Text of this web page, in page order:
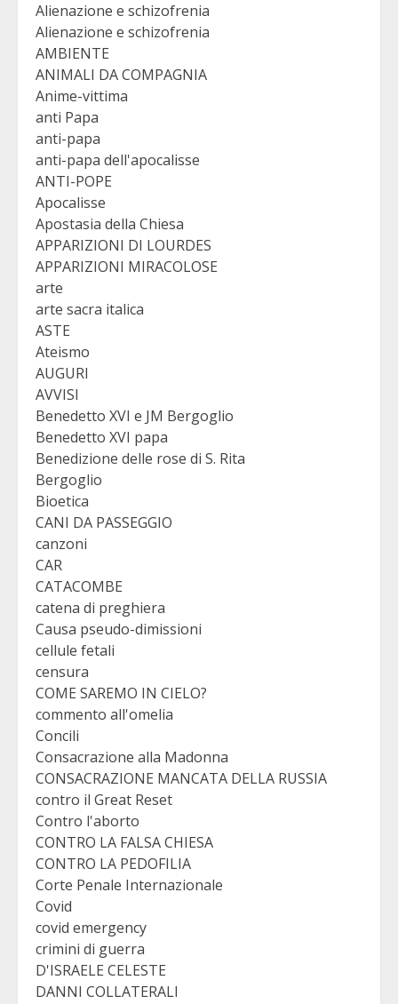
Alienazione e schizofrenia
Alienazione e schizofrenia
AMBIENTE
ANIMALI DA COMPAGNIA
Anime-vittima
anti Papa
anti-papa
anti-papa dell'apocalisse
ANTI-POPE
Apocalisse
Apostasia della Chiesa
APPARIZIONI DI LOURDES
APPARIZIONI MIRACOLOSE
arte
arte sacra italica
ASTE
Ateismo
AUGURI
AVVISI
Benedetto XVI e JM Bergoglio
Benedetto XVI papa
Benedizione delle rose di S. Rita
Bergoglio
Bioetica
CANI DA PASSEGGIO
canzoni
CAR
CATACOMBE
catena di preghiera
Causa pseudo-dimissioni
cellule fetali
censura
COME SAREMO IN CIELO?
commento all'omelia
Concili
Consacrazione alla Madonna
CONSACRAZIONE MANCATA DELLA RUSSIA
contro il Great Reset
Contro l'aborto
CONTRO LA FALSA CHIESA
CONTRO LA PEDOFILIA
Corte Penale Internazionale
Covid
covid emergency
crimini di guerra
D'ISRAELE CELESTE
DANNI COLLATERALI